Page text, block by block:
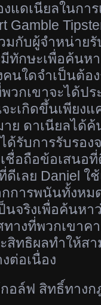
แดเนียลในกา
Gamble
มกับผู้จำหน่าย
ทักษะเพื่อค้นห
คนใดจำเป็นต้
พวกเขาจะได้ป
เกิดขึ้นเพียงแ
ย ดาเนียลได้
ด้รับการรับรอง
ชื่อถือข้อเสนอ
ดีเลย Daniel ใ
การพนันทั้งหม
นจริงเพื่อค้นห
างที่พวกเขาค
สิทธิผลทำให้ส
ต่อเนื่อง
อล์ฟ สิทธิ์ทางก